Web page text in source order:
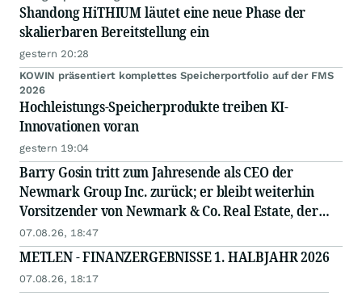
Shandong HiTHIUM läutet eine neue Phase der
skalierbaren Bereitstellung ein
gestern 20:28
KOWIN präsentiert komplettes Speicherportfolio auf der FMS
2026
Hochleistungs-Speicherprodukte treiben KI-
Innovationen voran
gestern 19:04
Barry Gosin tritt zum Jahresende als CEO der
Newmark Group Inc. zurück; er bleibt weiterhin
Vorsitzender von Newmark & Co. Real Estate, der
operativen Gesellschaft von Newmark
07.08.26, 18:47
METLEN - FINANZERGEBNISSE 1. HALBJAHR 2026
07.08.26, 18:17